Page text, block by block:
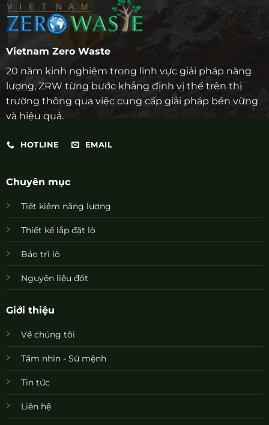
Vietnam Zero Waste
20 năm kinh nghiệm trong lĩnh vực giải pháp năng
lượng, ZRW từng bước khẳng định vị thế trên thị
trường thông qua việc cung cấp giải pháp bền vững
và hiệu quả.
HOTLINE EMAIL
Chuyên mục
Tiết kiệm năng lượng
Thiết kế lắp đặt lò
Bảo trì lò
Nguyên liệu đốt
Giới thiệu
Về chúng tôi
Tầm nhìn - Sứ mệnh
Tin tức
Liên hệ